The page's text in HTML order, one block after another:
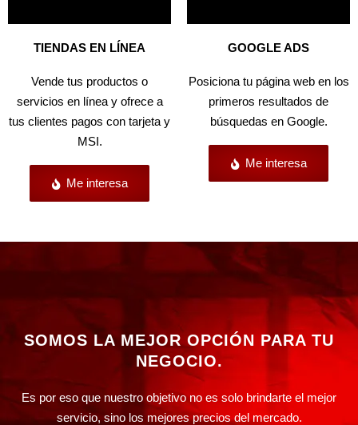
TIENDAS EN LÍNEA
Vende tus productos o
servicios en línea y ofrece a
tus clientes pagos con tarjeta y
MSI.
Me interesa
GOOGLE ADS
Posiciona tu página web en los
primeros resultados de
búsquedas en Google.
Me interesa
SOMOS LA MEJOR OPCIÓN PARA TU
NEGOCIO.
Es por eso que nuestro objetivo no es solo brindarte el mejor
servicio, sino los mejores precios del mercado.